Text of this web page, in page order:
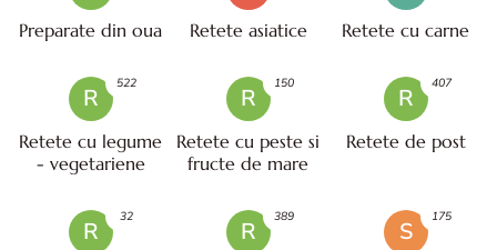
Preparate din oua Retete asiatice Retete cu carne
R
Retete cu legume
- vegetariene
522
R
Retete cu peste si
fructe de mare
150
R
Retete de post
407
R
32
R
389
S
175